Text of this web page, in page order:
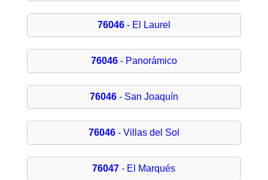
76046- El Laurel
76046- Panorámico
76046- San Joaquín
76046- Villas del Sol
76047 - El Marqués